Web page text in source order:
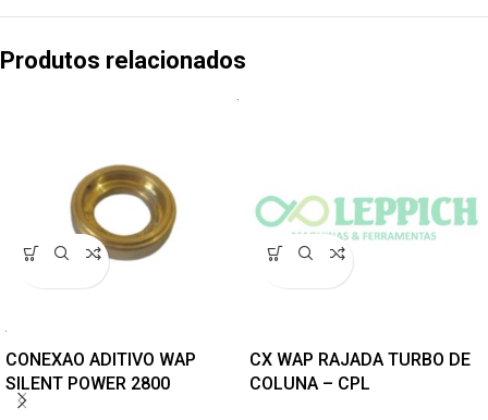
Produtos relacionados
CONEXAO ADITIVO WAP
SILENT POWER 2800
CX WAP RAJADA TURBO DE
COLUNA – CPL